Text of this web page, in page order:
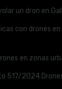
un dron en
con drones
en zonas
517/2024